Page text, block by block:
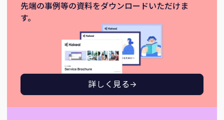
先端の事例等の資料をダウンロードいただけま
す。
詳しく見る